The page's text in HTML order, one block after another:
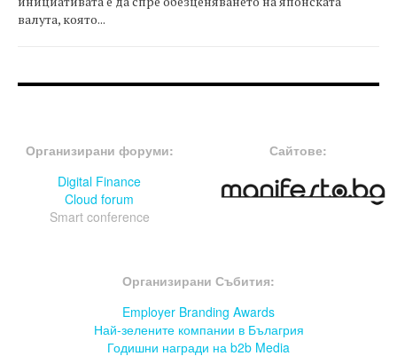
валута, която...
Организирани форуми:
Digital Finance
Cloud forum
Smart conference
Сайтове:
Организирани Събития:
Employer Branding Awards
Най-зелените компании в Бълагрия
Годишни награди на b2b Media